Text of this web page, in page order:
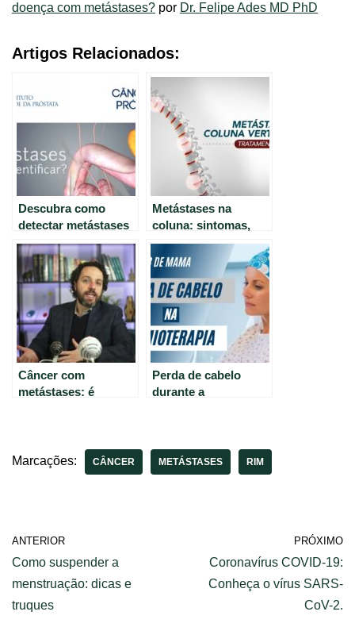
doença com metástases? por Dr. Felipe Ades MD PhD
Artigos Relacionados:
Descubra como
detectar metástases
no câncer de
próstata
Metástases na
coluna: sintomas,
causas e
tratamentos.
Câncer com
metástases: é
Perda de cabelo
durante a
Rodrigo Oncólogo.
Marcações: CÂNCER METÁSTASES RIM
ANTERIOR
Como suspender a
menstruação: dicas e
truques
PRÓXIMO
Coronavírus COVID-19:
Conheça o vírus SARS-
CoV-2.